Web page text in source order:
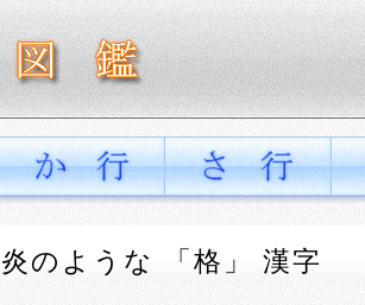
のような 「格」 漢字